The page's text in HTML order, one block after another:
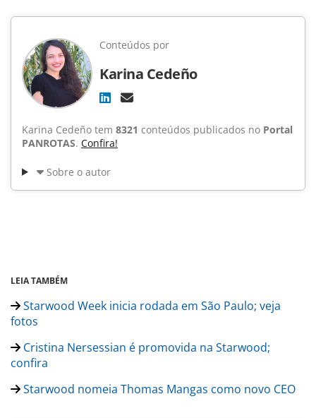
Conteúdos por
Karina Cedeño
Karina Cedeño tem 8321 conteúdos publicados no Portal
PANROTAS. Confira!
Sobre o autor
LEIA TAMBÉM
Starwood Week inicia rodada em São Paulo; veja
fotos
Cristina Nersessian é promovida na Starwood;
confira
Starwood nomeia Thomas Mangas como novo CEO